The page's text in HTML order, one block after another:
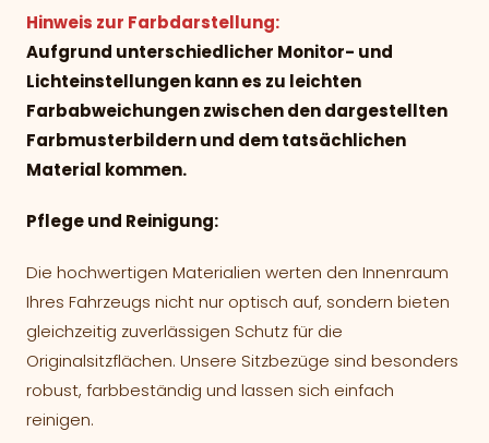
Hinweis zur Farbdarstellung:
Aufgrund unterschiedlicher Monitor- und
Lichteinstellungen kann es zu leichten
Farbabweichungen zwischen den dargestellten
Farbmusterbildern und dem tatsächlichen
Material kommen.
Pflege und Reinigung:
Die hochwertigen Materialien werten den Innenraum
Ihres Fahrzeugs nicht nur optisch auf, sondern bieten
gleichzeitig zuverlässigen Schutz für die
Originalsitzflächen. Unsere Sitzbezüge sind besonders
robust, farbbeständig und lassen sich einfach
reinigen.